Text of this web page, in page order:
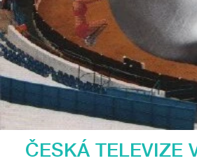
ČESKÁ TELEVIZE